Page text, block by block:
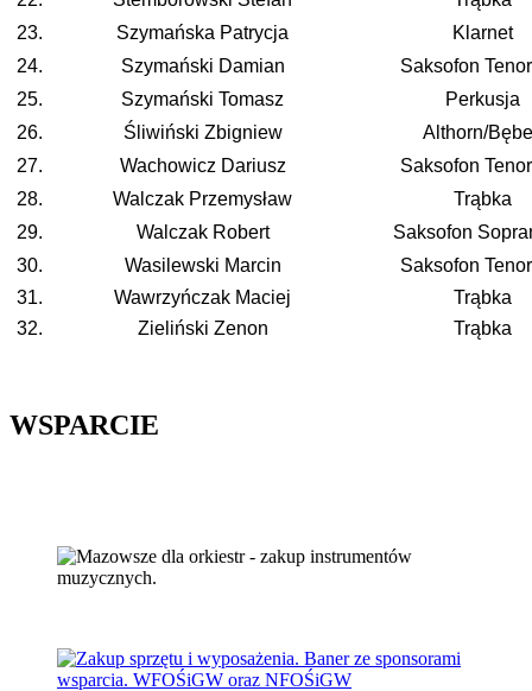
23.
Szymańska Patrycja
Klarnet
24.
Szymański Damian
Saksofon
25.
Szymański Tomasz
Perkusja
26.
Śliwiński Zbigniew
Althorn/
27.
Wachowicz Dariusz
Saksofon
28.
Walczak Przemysław
Trąbka
29.
Walczak Robert
Saksofon
30.
Wasilewski Marcin
Saksofon
31.
Wawrzyńczak Maciej
Trąbka
32.
Zieliński Zenon Trąbka
WSPARCIE